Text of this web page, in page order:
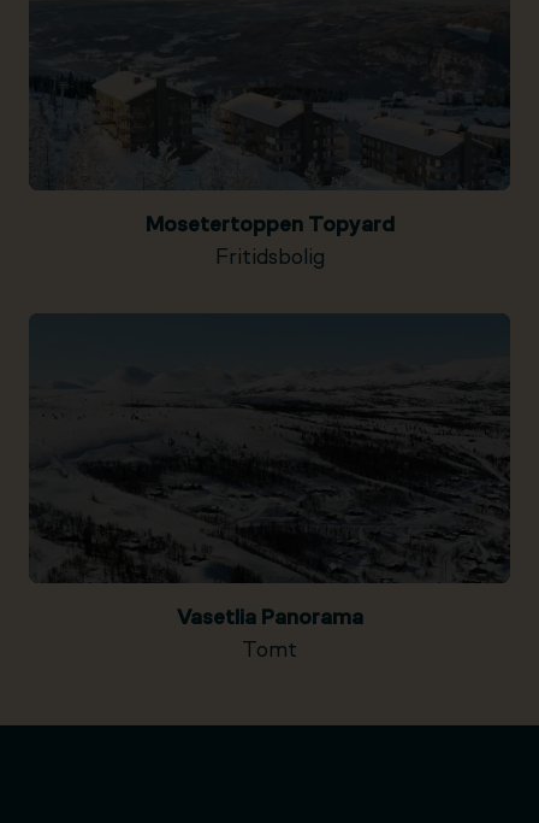
Mosetertoppen Topyard
Fritidsbolig
Vasetlia Panorama
Tomt